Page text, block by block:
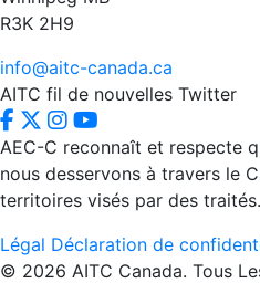
R3K 2H9
info@aitc-canada.ca
AITC fil de nouvelles Twitter
AEC-C reconnaît et respecte
nous desservons à travers le
territoires visés par des traités.
Légal Déclaration de
© 2026 AITC Canada. Tous